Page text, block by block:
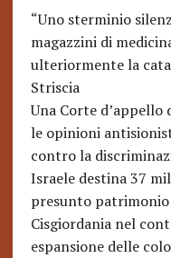
“Uno sterminio
magazzini di
ulteriormente la
Striscia
Una Corte d’appello
le opinioni
contro la
Israele destina 37
presunto
Cisgiordania nel
espansione delle